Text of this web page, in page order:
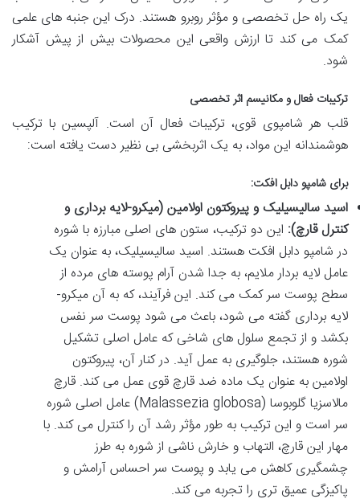
یک راه حل تخصصی و مؤثر روبرو هستند. درک این جنبه های علمی
کمک می کند تا ارزش واقعی این محصولات بیش از پیش آشکار
شود.
ترکیبات فعال و مکانیسم اثر تخصصی
قلب هر شامپوی قوی، ترکیبات فعال آن است. آلپسین با ترکیب
هوشمندانه این مواد، به یک اثربخشی بی نظیر دست یافته است:
برای شامپو دابل افکت:
اسید سالیسیلیک و پیروکتون اولامین (میکرو-لایه برداری و
کنترل قارچ): این دو ترکیب، ستون های اصلی مبارزه با شوره
در شامپو دابل افکت هستند. اسید سالیسیلیک، به عنوان یک
عامل لایه بردار ملایم، به جدا شدن آرام پوسته های مرده از
سطح پوست سر کمک می کند. این فرآیند، که به آن میکرو-
لایه برداری گفته می شود، باعث می شود پوست سر نفس
بکشد و از تجمع سلول های شاخی که عامل اصلی تشکیل
شوره هستند، جلوگیری به عمل آید. در کنار آن، پیروکتون
اولامین به عنوان یک ماده ضد قارچ قوی عمل می کند. قارچ
مالاسزیا گلوبوسا (Malassezia globosa) عامل اصلی شوره
سر است و این ترکیب به طور مؤثر رشد آن را کنترل می کند. با
مهار این قارچ، التهاب و خارش ناشی از شوره به طرز
چشمگیری کاهش می یابد و پوست سر احساس آرامش و
پاکیزگی عمیق تری را تجربه می کند.